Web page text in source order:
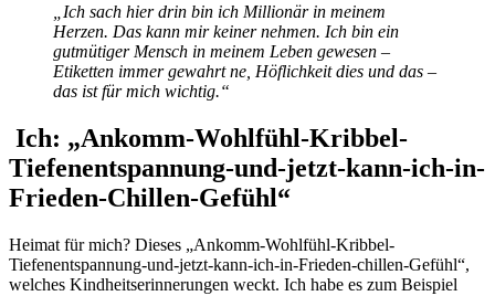
„Ich sach hier drin bin ich Millionär in meinem
Herzen. Das kann mir keiner nehmen. Ich bin ein
gutmütiger Mensch in meinem Leben gewesen –
Etiketten immer gewahrt ne, Höflichkeit dies und das –
das ist für mich wichtig.“
Ich: „Ankomm-Wohlfühl-Kribbel-
Tiefenentspannung-und-jetzt-kann-ich-in-
Frieden-Chillen-Gefühl“
Heimat für mich? Dieses „Ankomm-Wohlfühl-Kribbel-
Tiefenentspannung-und-jetzt-kann-ich-in-Frieden-chillen-Gefühl“,
welches Kindheitserinnerungen weckt. Ich habe es zum Beispiel